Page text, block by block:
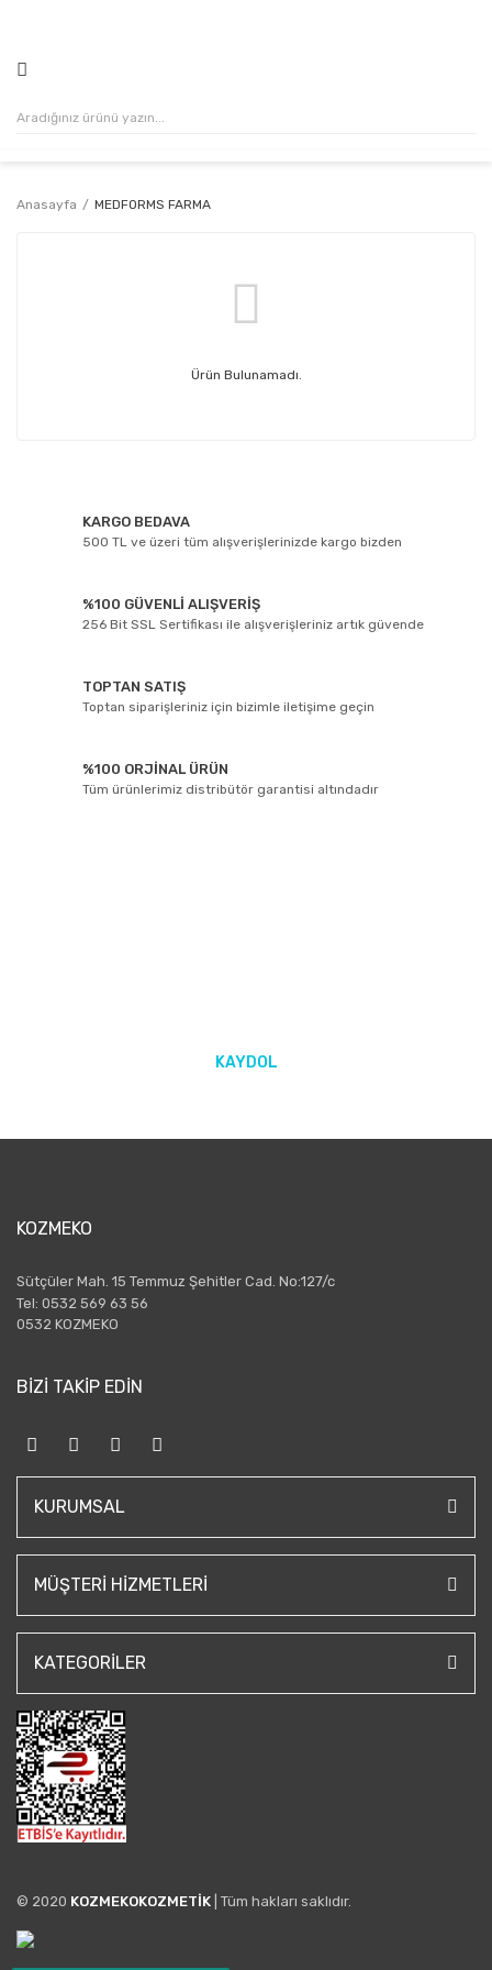
Anasayfa MEDFORMS FARMA
Ürün Bulunamadı.
KARGO BEDAVA
500 TL ve üzeri tüm alışverişlerinizde kargo bizden
%100 GÜVENLİ ALIŞVERİŞ
256 Bit SSL Sertifikası ile alışverişleriniz artık güvende
TOPTAN SATIŞ
Toptan siparişleriniz için bizimle iletişime geçin
%100 ORJİNAL ÜRÜN
Tüm ürünlerimiz distribütör garantisi altındadır
KAYDOL
KOZMEKO
Sütçüler Mah. 15 Temmuz Şehitler Cad. No:127/c
Tel: 0532 569 63 56
0532 KOZMEKO
BİZİ TAKİP EDİN
KURUMSAL
MÜŞTERI HIZMETLERI
KATEGORILER
© 2020 KOZMEKOKOZMETİK | Tüm hakları saklıdır.